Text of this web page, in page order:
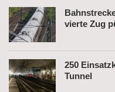
vierte Zug
250
Tunnel